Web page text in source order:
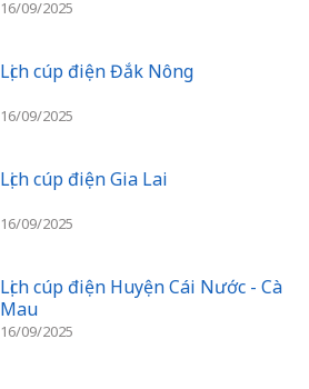
16/09/2025
Lịch cúp điện Đắk Nông
16/09/2025
Lịch cúp điện Gia Lai
16/09/2025
Lịch cúp điện Huyện Cái Nước - Cà
Mau
16/09/2025